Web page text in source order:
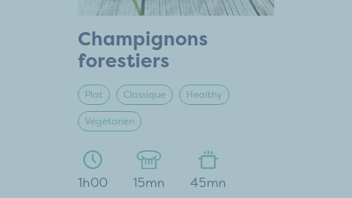
Champignons
forestiers
Plat Classique Healthy
Végétarien
1h00 15mn 45mn